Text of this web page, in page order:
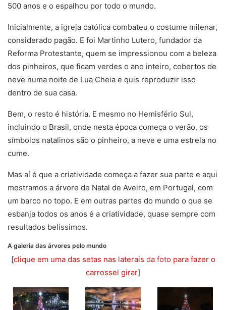
500 anos e o espalhou por todo o mundo.
Inicialmente, a igreja católica combateu o costume milenar,
considerado pagão. E foi Martinho Lutero, fundador da
Reforma Protestante, quem se impressionou com a beleza
dos pinheiros, que ficam verdes o ano inteiro, cobertos de
neve numa noite de Lua Cheia e quis reproduzir isso
dentro de sua casa.
Bem, o resto é história. E mesmo no Hemisfério Sul,
incluindo o Brasil, onde nesta época começa o verão, os
símbolos natalinos são o pinheiro, a neve e uma estrela no
cume.
Mas aí é que a criatividade começa a fazer sua parte e aqui
mostramos a árvore de Natal de Aveiro, em Portugal, com
um barco no topo. E em outras partes do mundo o que se
esbanja todos os anos é a criatividade, quase sempre com
resultados belíssimos.
A galeria das árvores pelo mundo
[clique em uma das setas nas laterais da foto para fazer o
carrossel girar]